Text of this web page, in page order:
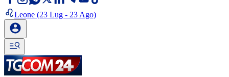
Leone (23 Lug - 23 Ago)